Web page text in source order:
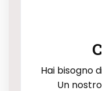
Hai bisogno
Un